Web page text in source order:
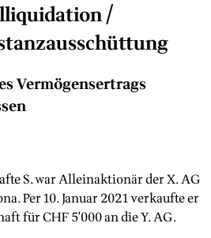
/
Vermögensertrags
S. war Alleinaktionär der X. AG
Per 10. Januar 2021 verkaufte er
für CHF 5'000 an die Y. AG.